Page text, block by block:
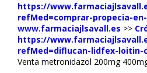
https://
refMed=comprar-propecia-
www.farmaciajlsavall.es >>
https://
refMed=diflucan-lidfex-loitin-
Venta metronidazol 200mg